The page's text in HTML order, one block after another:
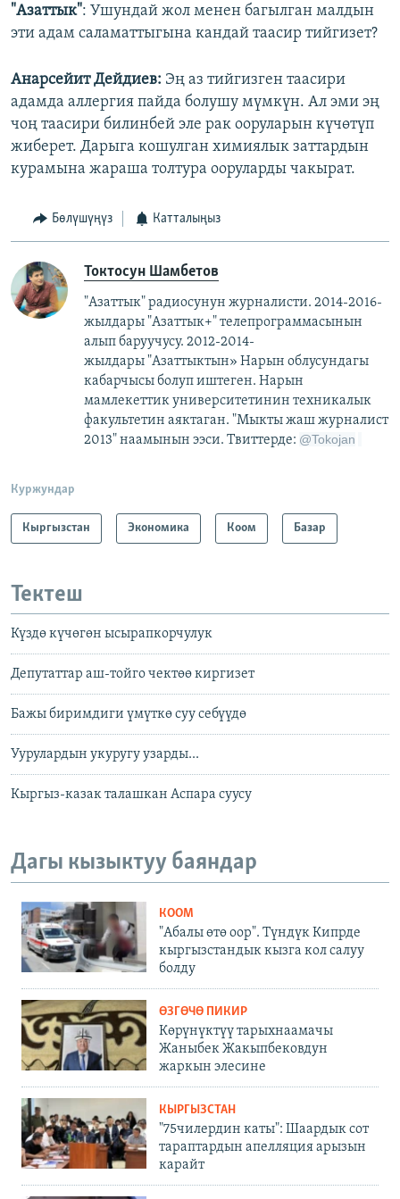
"Азаттык": Ушундай жол менен багылган малдын
эти адам саламаттыгына кандай таасир тийгизет?
Анарсейит Дейдиев: Эң аз тийгизген таасири
адамда аллергия пайда болушу мүмкүн. Ал эми эң
чоң таасири билинбей эле рак ооруларын күчөтүп
жиберет. Дарыга кошулган химиялык заттардын
курамына жараша толтура ооруларды чакырат.
Бөлүшүңүз Катталыңыз
Токтосун Шамбетов
"Азаттык" радиосунун журналисти. 2014-2016-
жылдары "Азаттык+" телепрограммасынын
алып баруучусу. 2012-2014-
жылдары "Азаттыктын» Нарын облусундагы
кабарчысы болуп иштеген. Нарын
мамлекеттик университетинин техникалык
факультетин аяктаган. "Мыкты жаш журналист
2013" наамынын ээси. Твиттерде: @Tokojan
Куржундар
Кыргызстан Экономика Коом Базар
Тектеш
Күздө күчөгөн ысырапкорчулук
Депутаттар аш-тойго чектөө киргизет
Бажы биримдиги үмүткө суу себүүдө
Уурулардын укуругу узарды...
Кыргыз-казак талашкан Аспара суусу
Дагы кызыктуу баяндар
КООМ
"Абалы өтө оор". Түндүк Кипрде
кыргызстандык кызга кол салуу
болду
ӨЗГӨЧӨ ПИКИР
Көрүнүктүү тарыхнаамачы
Жаныбек Жакыпбековдун
жаркын элесине
КЫРГЫЗСТАН
"75чилердин каты": Шаардык сот
тараптардын апелляция арызын
карайт